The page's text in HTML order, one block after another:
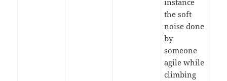
instance
the soft
noise done
by
someone
agile while
climbing